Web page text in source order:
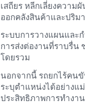
เสถียร หลีกเลี่ยงความ
ออกคลังสินค้าและปริ
ระบบการวางแผนและ
การส่งต่องานที่ราบรื่น
โดยรวม
นอกจากนี้ รถยกไร้คน
ระบุตำแหน่งได้อย่างแ
ประสิทธิภาพการทำงา